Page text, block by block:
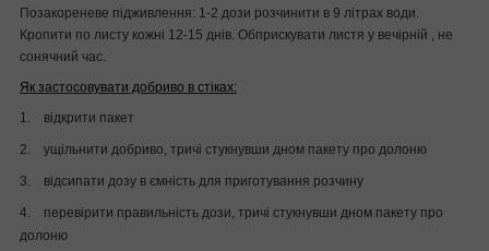
Позакореневе підживлення: 1-2 дози розчинити в 9 літрах води.
Кропити по листу кожні 12-15 днів. Обприскувати листя у вечірній , не
сонячний час.
Як застосовувати добриво в стіках:
1.
відкрити пакет
2. ущільнити добриво, тричі стукнувши дном пакету про долоню
3. відсипати дозу в ємність для приготування розчину
4.
перевірити правильність дози, тричі стукнувши дном пакету про
долоню